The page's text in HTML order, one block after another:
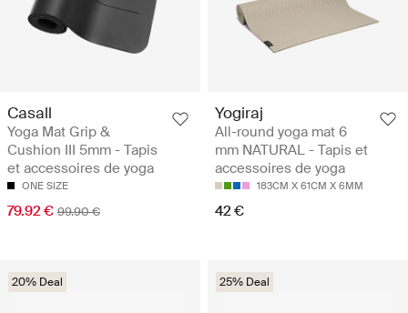
Casall
Yoga Mat Grip &
Cushion III 5mm - Tapis
et accessoires de yoga
ONE SIZE
79.92 € 99.90 €
Yogiraj
All-round yoga mat 6
mm NATURAL - Tapis et
accessoires de yoga
183CM X 61CM X 6MM
42 €
20% Deal 25% Deal